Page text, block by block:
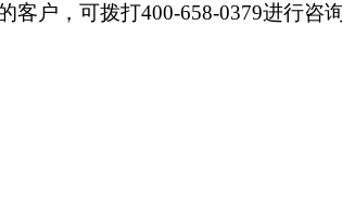
户，可拨打400-658-0379进行咨询